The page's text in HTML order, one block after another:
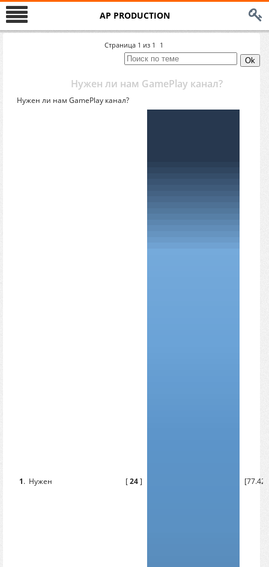
AP PRODUCTION
Страница 1 из 1 1
Нужен ли нам GamePlay канал?
Нужен ли нам GamePlay канал?
1. Нужен [24]